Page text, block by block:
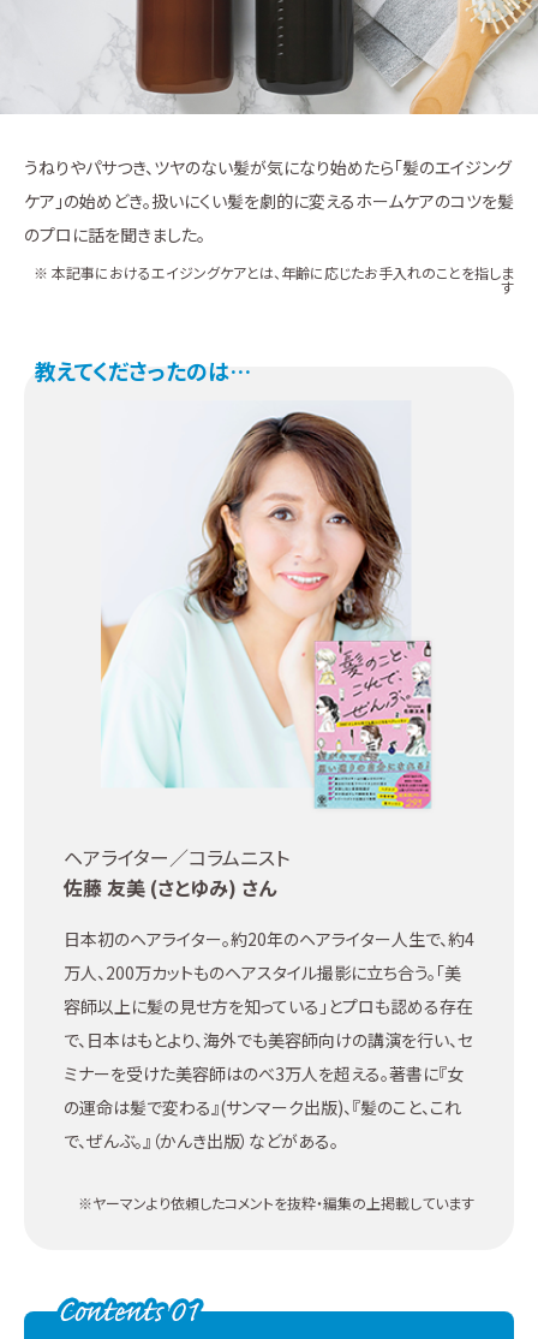
うねりやパサつき、ツヤのない髪が気になり始めたら「髪のエイジング
ケア」の始めどき。扱いにくい髪を劇的に変えるホームケアのコツを髪
のプロに話を聞きました。
※ 本記事におけるエイジングケアとは、年齢に応じたお手入れのことを指しま
す
教えてくださったのは…
ヘアライター／コラムニスト
佐藤 友美 (さとゆみ) さん
日本初のヘアライター。約20年のヘアライター人生で、約4
万人、200万カットものヘアスタイル撮影に立ち合う。「美
容師以上に髪の見せ方を知っている」とプロも認める存在
で、日本はもとより、海外でも美容師向けの講演を行い、セ
ミナーを受けた美容師はのべ3万人を超える。著書に『女
の運命は髪で変わる』(サンマーク出版)、『髪のこと、これ
で、ぜんぶ。』（かんき出版）などがある。
※ヤーマンより依頼したコメントを抜粋・編集の上掲載しています